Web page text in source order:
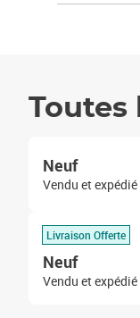
Toutes
Neuf
Vendu et
Livraison Offerte
Neuf
Vendu et